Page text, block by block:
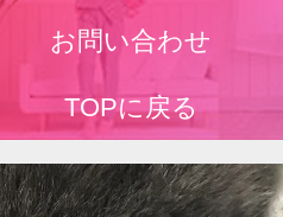
お問い合わせ
TOPに戻る